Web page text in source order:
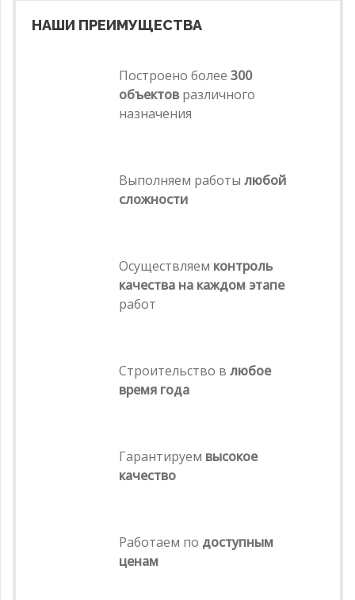
НАШИ ПРЕИМУЩЕСТВА
Построено более 300
объектовразличного
назначения
Выполняем работы любой
сложности
Осуществляем контроль
качества на каждом этапе
работ
Строительство в любое
время года
Гарантируем высокое
качество
Работаем по доступным
ценам